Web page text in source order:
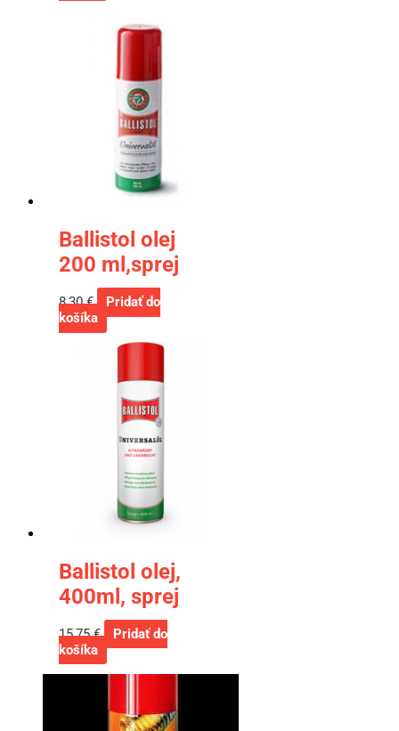
Ballistol olej
200 ml,sprej
8,30€
Pridať do
košíka
Ballistol olej,
400ml, sprej
15,75€
Pridať do
košíka